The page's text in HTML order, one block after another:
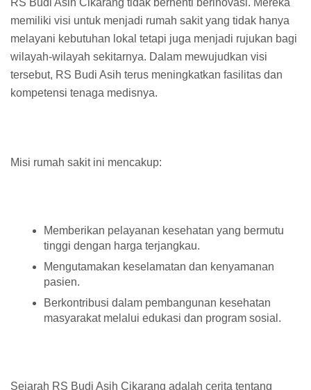
RS Budi Asih Cikarang tidak berhenti berinovasi. Mereka
memiliki visi untuk menjadi rumah sakit yang tidak hanya
melayani kebutuhan lokal tetapi juga menjadi rujukan bagi
wilayah-wilayah sekitarnya. Dalam mewujudkan visi
tersebut, RS Budi Asih terus meningkatkan fasilitas dan
kompetensi tenaga medisnya.
Misi rumah sakit ini mencakup:
Memberikan pelayanan kesehatan yang bermutu
tinggi dengan harga terjangkau.
Mengutamakan keselamatan dan kenyamanan
pasien.
Berkontribusi dalam pembangunan kesehatan
masyarakat melalui edukasi dan program sosial.
Sejarah RS Budi Asih Cikarang adalah cerita tentang